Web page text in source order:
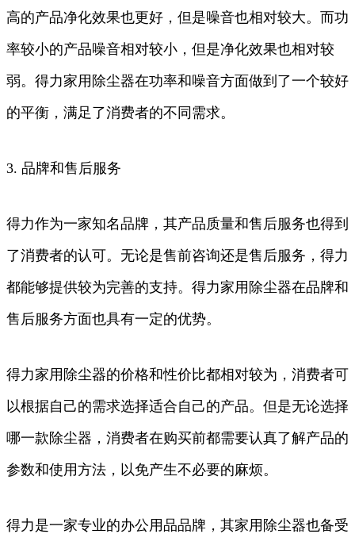
高的产品净化效果也更好，但是噪音也相对较大。而功
率较小的产品噪音相对较小，但是净化效果也相对较
弱。得力家用除尘器在功率和噪音方面做到了一个较好
的平衡，满足了消费者的不同需求。
3. 品牌和售后服务
得力作为一家知名品牌，其产品质量和售后服务也得到
了消费者的认可。无论是售前咨询还是售后服务，得力
都能够提供较为完善的支持。得力家用除尘器在品牌和
售后服务方面也具有一定的优势。
得力家用除尘器的价格和性价比都相对较为，消费者可
以根据自己的需求选择适合自己的产品。但是无论选择
哪一款除尘器，消费者在购买前都需要认真了解产品的
参数和使用方法，以免产生不必要的麻烦。
得力是一家专业的办公用品品牌，其家用除尘器也备受